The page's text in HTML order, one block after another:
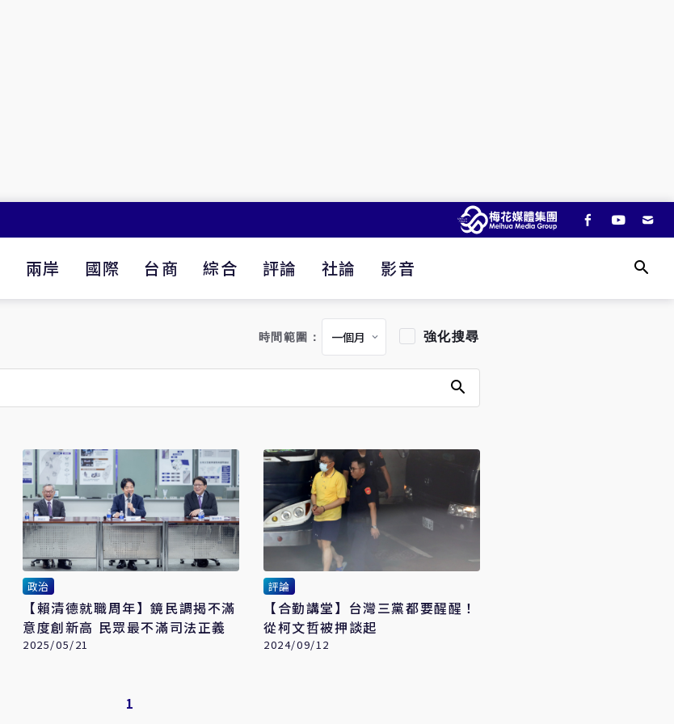
兩岸 國際 台商 綜合 評論 社論 影音
時間範圍： 強化搜尋
政治
【賴清德就職周年】鏡民調揭不滿
意度創新高 民眾最不滿司法正義
2025/05/21
評論
【合勤講堂】台灣三黨都要醒醒！
從柯文哲被押談起
2024/09/12
1